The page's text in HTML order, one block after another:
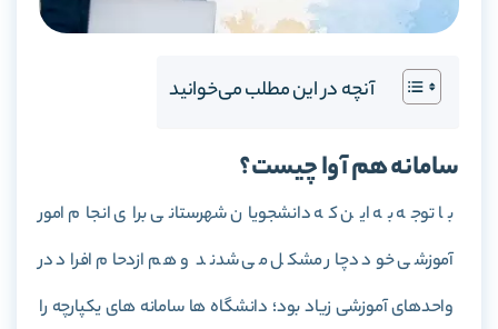
آنچه در این مطلب می‌خوانید
سامانه هم آوا چیست؟
با توجه به این که دانشجویان شهرستانی برای انجام امور
آموزشی خود دچار مشکل می شدند و هم ازدحام افراد در
واحدهای آموزشی زیاد بود؛ دانشگاه ها سامانه های یکپارچه را